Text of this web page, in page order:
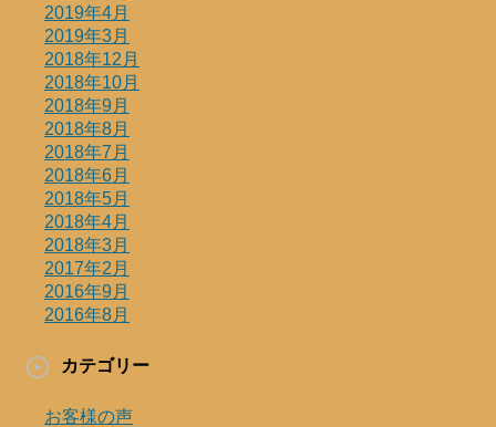
2019年4月
2019年3月
2018年12月
2018年10月
2018年9月
2018年8月
2018年7月
2018年6月
2018年5月
2018年4月
2018年3月
2017年2月
2016年9月
2016年8月
カテゴリー
お客様の声